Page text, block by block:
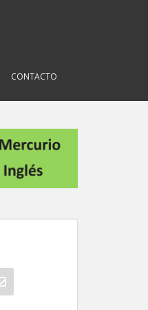
CONTACTO